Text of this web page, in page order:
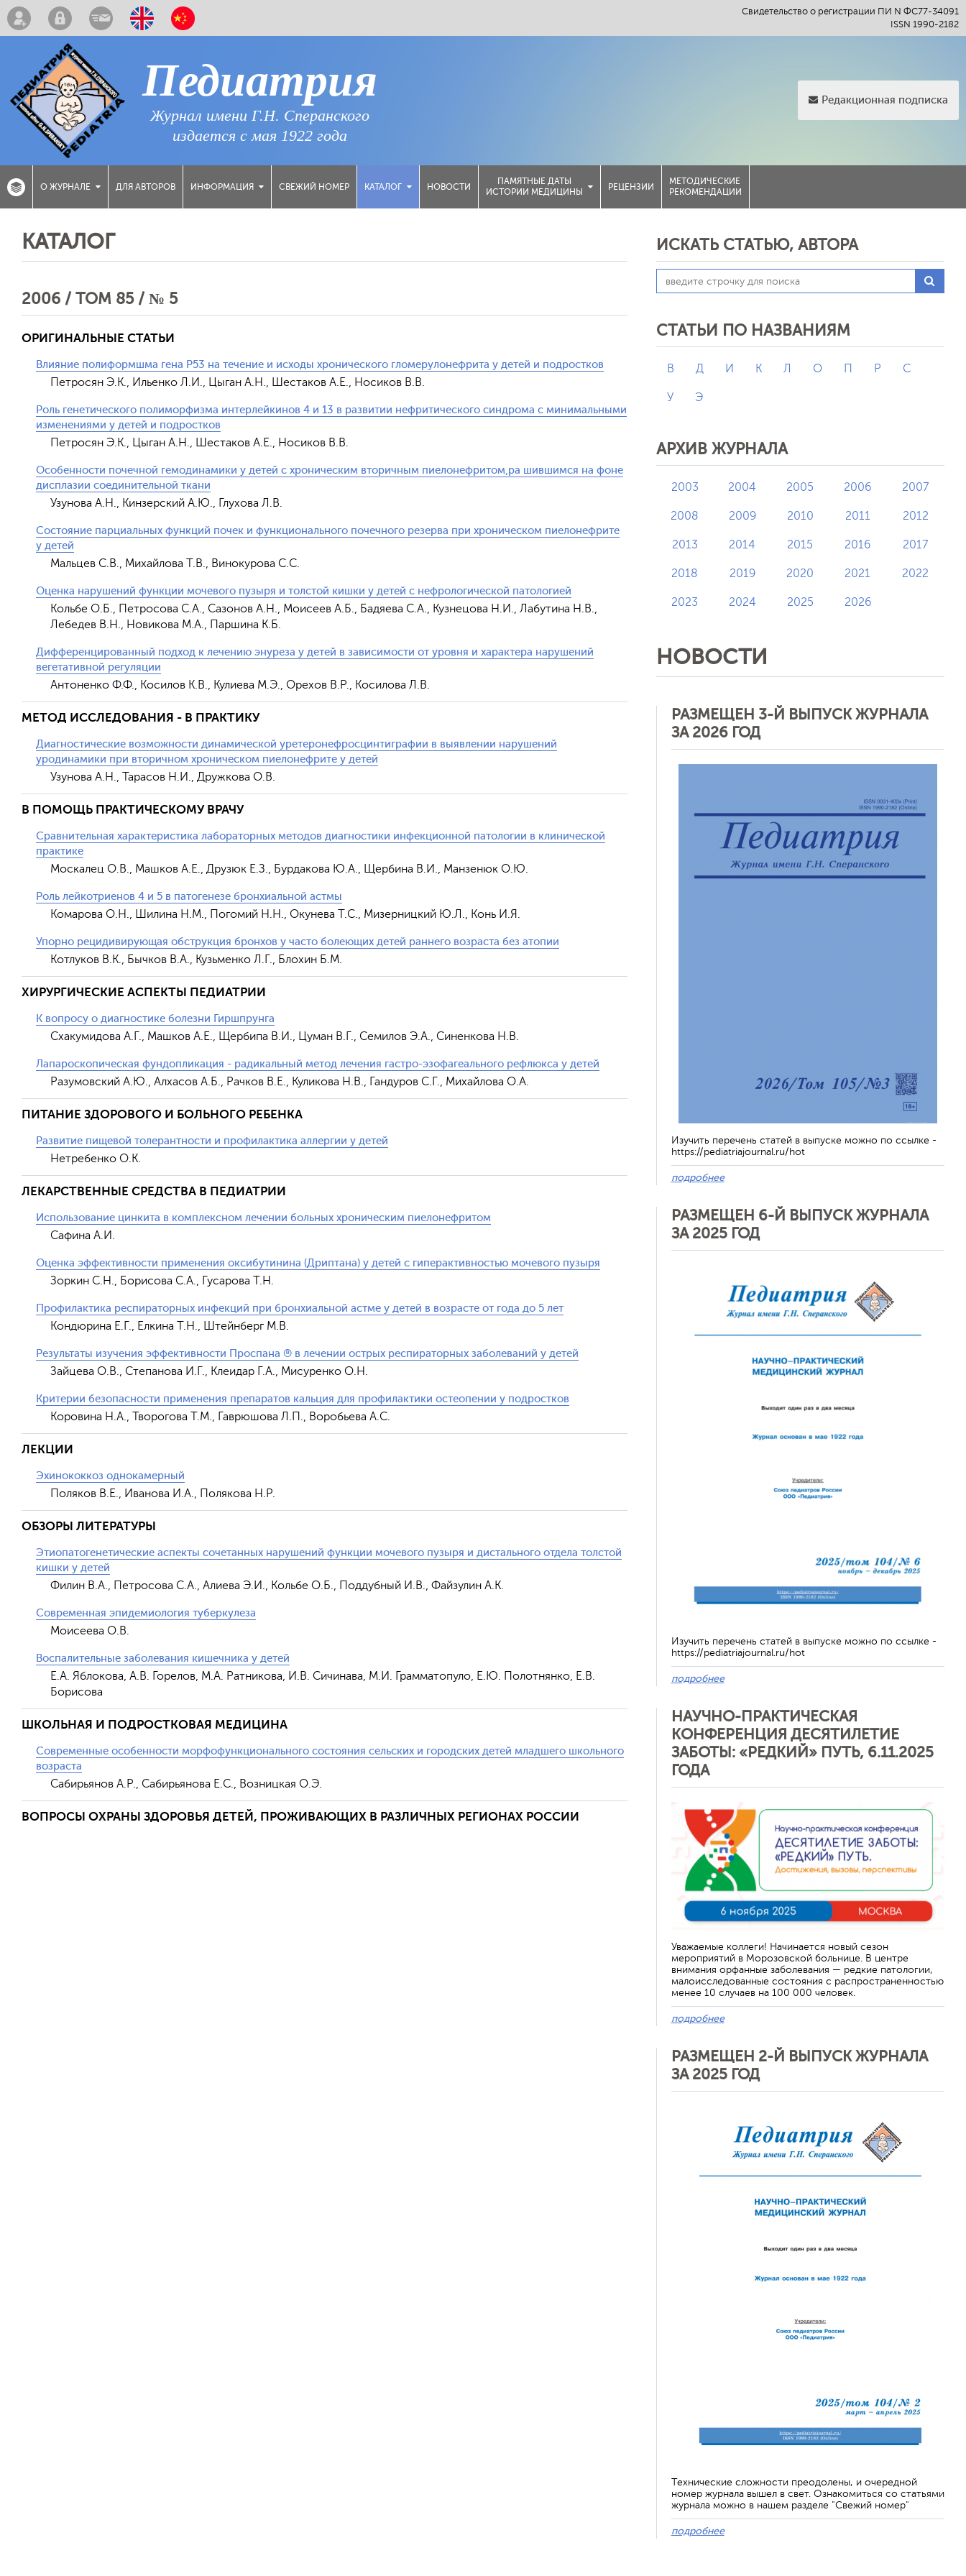
Свидетельство о регистрации ПИ N ФС77-34091
ISSN 1990-2182
Педиатрия
Журнал имени Г.Н. Сперанского
издается с мая 1922 года
Редакционная подписка
О ЖУРНАЛЕ ДЛЯ АВТОРОВ ИНФОРМАЦИЯ СВЕЖИЙ НОМЕР КАТАЛОГ НОВОСТИ
ПАМЯТНЫЕ ДАТЫ
ИСТОРИИ МЕДИЦИНЫ
РЕЦЕНЗИИ
МЕТОДИЧЕСКИЕ
РЕКОМЕНДАЦИИ
КАТАЛОГ
2006 / ТОМ 85 / № 5
ОРИГИНАЛЬНЫЕ СТАТЬИ
Влияние полиформшма гена Р53 на течение и исходы хронического гломерулонефрита у детей и подростков
Петросян Э.К., Ильенко Л.И., Цыган А.Н., Шестаков А.Е., Носиков В.В.
Роль генетического полиморфизма интерлейкинов 4 и 13 в развитии нефритического синдрома с минимальными
изменениями у детей и подростков
Петросян Э.К., Цыган А.Н., Шестаков А.Е., Носиков В.В.
Особенности почечной гемодинамики у детей с хроническим вторичным пиелонефритом,ра шившимся на фоне
дисплазии соединительной ткани
Узунова А.Н., Кинзерский А.Ю., Глухова Л.В.
Состояние парциальных функций почек и функционального почечного резерва при хроническом пиелонефрите
у детей
Мальцев С.В., Михайлова Т.В., Винокурова С.С.
Оценка нарушений функции мочевого пузыря и толстой кишки у детей с нефрологической патологией
Кольбе О.Б., Петросова С.А., Сазонов А.Н., Моисеев А.Б., Бадяева С.А., Кузнецова Н.И., Лабутина Н.В.,
Лебедев В.Н., Новикова М.А., Паршина К.Б.
Дифференцированный подход к лечению энуреза у детей в зависимости от уровня и характера нарушений
вегетативной регуляции
Антоненко Ф.Ф., Косилов К.В., Кулиева М.Э., Орехов В.Р., Косилова Л.В.
МЕТОД ИССЛЕДОВАНИЯ - В ПРАКТИКУ
Диагностические возможности динамической уретеронефросцинтиграфии в выявлении нарушений
уродинамики при вторичном хроническом пиелонефрите у детей
Узунова А.Н., Тарасов Н.И., Дружкова О.В.
В ПОМОЩЬ ПРАКТИЧЕСКОМУ ВРАЧУ
Сравнительная характеристика лабораторных методов диагностики инфекционной патологии в клинической
практике
Москалец О.В., Машков А.Е., Друзюк Е.З., Бурдакова Ю.А., Щербина В.И., Манзенюк О.Ю.
Роль лейкотриенов 4 и 5 в патогенезе бронхиальной астмы
Комарова О.Н., Шилина Н.М., Погомий Н.Н., Окунева Т.С., Мизерницкий Ю.Л., Конь И.Я.
Упорно рецидивирующая обструкция бронхов у часто болеющих детей раннего возраста без атопии
Котлуков В.К., Бычков В.А., Кузьменко Л.Г., Блохин Б.М.
ХИРУРГИЧЕСКИЕ АСПЕКТЫ ПЕДИАТРИИ
К вопросу о диагностике болезни Гиршпрунга
Схакумидова А.Г., Машков А.Е., Щербипа В.И., Цуман В.Г., Семилов Э.А., Синенкова Н.В.
Лапароскопическая фундопликация - радикальный метод лечения гастро-эзофагеального рефлюкса у детей
Разумовский А.Ю., Алхасов А.Б., Рачков В.Е., Куликова Н.В., Гандуров С.Г., Михайлова О.А.
ПИТАНИЕ ЗДОРОВОГО И БОЛЬНОГО РЕБЕНКА
Развитие пищевой толерантности и профилактика аллергии у детей
Нетребенко O.K.
ЛЕКАРСТВЕННЫЕ СРЕДСТВА В ПЕДИАТРИИ
Использование цинкита в комплексном лечении больных хроническим пиелонефритом
Сафина А.И.
Оценка эффективности применения оксибутинина (Дриптана) у детей с гиперактивностью мочевого пузыря
Зоркин С.Н., Борисова С.А., Гусарова Т.Н.
Профилактика респираторных инфекций при бронхиальной астме у детей в возрасте от года до 5 лет
Кондюрина Е.Г., Елкина Т.Н., Штейнберг М.В.
Результаты изучения эффективности Проспана ® в лечении острых респираторных заболеваний у детей
Зайцева О.В., Степанова И.Г., Клеидар Г.А., Мисуренко О.Н.
Критерии безопасности применения препаратов кальция для профилактики остеопении у подростков
Коровина Н.А., Творогова Т.М., Гаврюшова Л.П., Воробьева А.С.
ЛЕКЦИИ
Эхинококкоз однокамерный
Поляков В.Е., Иванова И.А., Полякова Н.Р.
ОБЗОРЫ ЛИТЕРАТУРЫ
Этиопатогенетические аспекты сочетанных нарушений функции мочевого пузыря и дистального отдела толстой
кишки у детей
Филин В.А., Петросова С.А., Алиева Э.И., Кольбе О.Б., Поддубный И.В., Файзулин А.К.
Современная эпидемиология туберкулеза
Моисеева О.В.
Воспалительные заболевания кишечника у детей
Е.А. Яблокова, А.В. Горелов, М.А. Ратникова, И.В. Сичинава, М.И. Грамматопуло, Е.Ю. Полотнянко, Е.В.
Борисова
ШКОЛЬНАЯ И ПОДРОСТКОВАЯ МЕДИЦИНА
Современные особенности морфофункционального состояния сельских и городских детей младшего школьного
возраста
Сабирьянов А.Р., Сабирьянова Е.С., Возницкая О.Э.
ВОПРОСЫ ОХРАНЫ ЗДОРОВЬЯ ДЕТЕЙ, ПРОЖИВАЮЩИХ В РАЗЛИЧНЫХ РЕГИОНАХ РОССИИ
ИСКАТЬ СТАТЬЮ, АВТОРА
СТАТЬИ ПО НАЗВАНИЯМ
В Д И К Л О П Р С
У Э
АРХИВ ЖУРНАЛА
2003 2004 2005 2006 2007
2008 2009 2010 2011 2012
2013 2014 2015 2016 2017
2018 2019 2020 2021 2022
2023 2024 2025 2026
НОВОСТИ
РАЗМЕЩЕН 3-Й ВЫПУСК ЖУРНАЛА
ЗА 2026 ГОД
Изучить перечень статей в выпуске можно по ссылке -
https://pediatriajournal.ru/hot
подробнее
РАЗМЕЩЕН 6-Й ВЫПУСК ЖУРНАЛА
ЗА 2025 ГОД
Изучить перечень статей в выпуске можно по ссылке -
https://pediatriajournal.ru/hot
подробнее
НАУЧНО-ПРАКТИЧЕСКАЯ
КОНФЕРЕНЦИЯ ДЕСЯТИЛЕТИЕ
ЗАБОТЫ: «РЕДКИЙ» ПУТЬ, 6.11.2025
ГОДА
Уважаемые коллеги! Начинается новый сезон
мероприятий в Морозовской больнице. В центре
внимания орфанные заболевания — редкие патологии,
малоисследованные состояния с распространенностью
менее 10 случаев на 100 000 человек.
подробнее
РАЗМЕЩЕН 2-Й ВЫПУСК ЖУРНАЛА
ЗА 2025 ГОД
Технические сложности преодолены, и очередной
номер журнала вышел в свет. Ознакомиться со статьями
журнала можно в нашем разделе "Свежий номер"
подробнее
Обратная связь
Отменить